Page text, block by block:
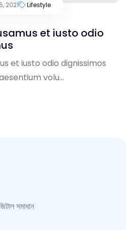
2021 Lifestyle
et iusto odio
et iusto odio dignissimos
volu...